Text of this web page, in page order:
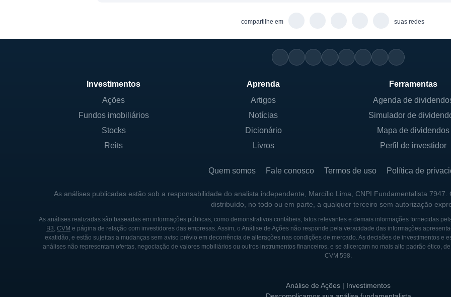
artificial e dispositivos conectados. A Photronics constantemente busca maneiras de
Entre suas principais iniciativas, a Photronics adota práticas sustentáveis em suas
suas atividades não apenas atendam às necessidades de seus clientes, mas
maneira responsável em relação ao meio ambiente. A empresa valoriza a inovação
do mercado.
HISTÓRICO DA PHOTRONICS
fotomáscaras na crescente indústria de semicondutores durante a revolução
como uma das principais fornecedoras do setor. Com o progresso da tecnologia, a
adaptou, criando produtos que atendem às especificações cada vez mais rigorosas
Nos anos 80 e 90, a empresa expandiu rapidamente sua capacidade de produção,
adicionais em locais estratégicos para melhor atender seus clientes globais. Essa
a Photronics, pois a demanda por semicondutores estava em ascensão,
introduzir novas tecnologias que revolucionaram a produção de fotomáscaras e
compartilhe em suas redes
Investimentos
Ações
Fundos imobiliários
Stocks
Reits
Aprenda
Artigos
Notícias
Dicionário
Livros
Ferramentas
Agenda de
Simulador de
Mapa de dividendos
Perfil de investidor
Quem somos Fale conosco Termos de uso Política de
As análises publicadas estão sob a responsabilidade do analista independente, Marcílio Lima, CNPI Fundamentalista
distribuído, no todo ou em parte, a qualquer terceiro sem autorização
As análises realizadas são baseadas em informações públicas, como demonstrativos contábeis, fatos relevantes e demais informações fornecidas
B3, CVM e página de relação com investidores das empresas. Assim, o Análise de Ações não responde pela veracidade das informações
exatidão, e estão sujeitas a mudanças sem aviso prévio em decorrência de alterações nas condições de mercado. As decisões de investimentos e
análises não representam ofertas, negociação de valores mobiliários ou outros instrumentos financeiros, e se alicerçam no mais alto padrão ético,
CVM 598.
Análise de Ações | Investimentos